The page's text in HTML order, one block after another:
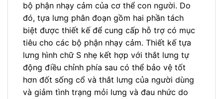
bộ phận nhạy cảm của cơ thể con người. Do
đó, tựa lưng phân đoạn gồm hai phần tách
biệt được thiết kế để cung cấp hỗ trợ có mục
tiêu cho các bộ phận nhạy cảm. Thiết kế tựa
lưng hình chữ S nhẹ kết hợp với thắt lưng tự
động điều chỉnh phía sau có thể bảo vệ tốt
hơn đốt sống cổ và thắt lưng của người dùng
và giảm tình trạng mỏi lưng và đau nhức do